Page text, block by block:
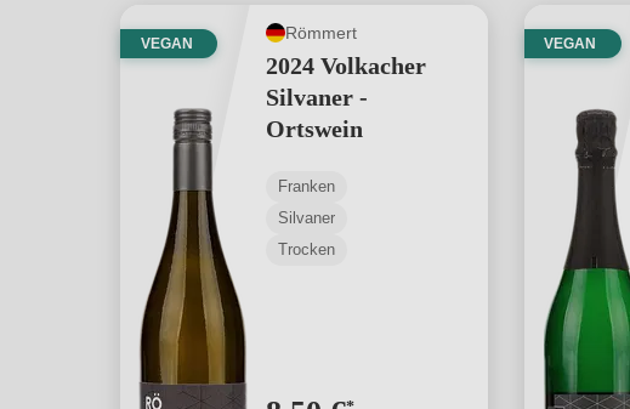
VEGAN
Römmert
2024 Volkacher
Silvaner -
Ortswein
Franken
Silvaner
Trocken
VEGAN